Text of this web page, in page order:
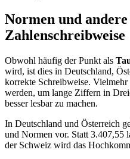
Normen und
Zahlenschreibweise
Obwohl häufig der Punkt als
wird, ist dies in Deutschland,
korrekte Schreibweise. Vielmehr
werden, um lange Ziffern in
besser lesbar zu machen.
In Deutschland und Österreich
und Normen vor. Statt 3.407,55
der Schweiz wird das